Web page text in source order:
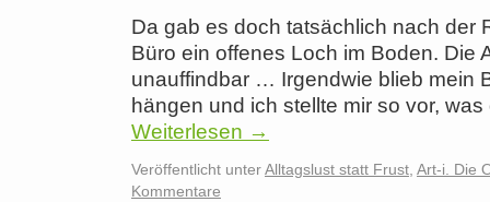
Da gab es doch tatsächlich nach der
Büro ein offenes Loch im Boden. Die
unauffindbar … Irgendwie blieb mein
hängen und ich stellte mir so vor,
Weiterlesen →
Veröffentlicht unterAlltagslust statt Frust Art-i. Die
Kommentare